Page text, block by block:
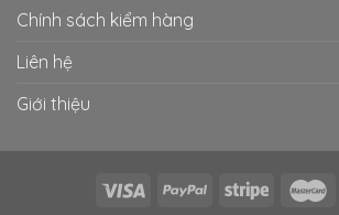
Chính sách kiểm hàng
Liên hệ
Giới thiệu